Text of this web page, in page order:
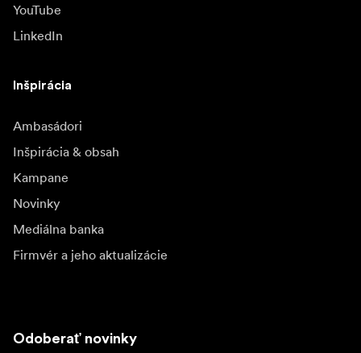
YouTube
LinkedIn
Inšpirácia
Ambasádori
Inšpirácia & obsah
Kampane
Novinky
Mediálna banka
Firmvér a jeho aktualizácie
Odoberať novinky